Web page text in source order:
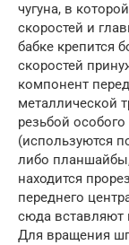
чугуна, в
скоростей и
бабке крепится
скоростей
компонент
металлической
резьбой
(используются
либо
находится
переднего
сюда вставляют
Для вращения